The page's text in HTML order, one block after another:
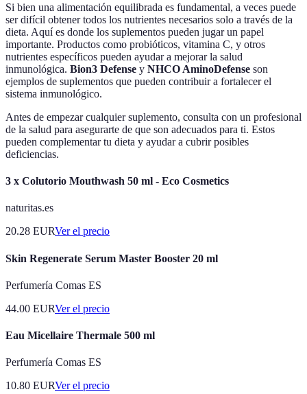
Si bien una alimentación equilibrada es fundamental, a veces puede
ser difícil obtener todos los nutrientes necesarios solo a través de la
dieta. Aquí es donde los suplementos pueden jugar un papel
importante. Productos como probióticos, vitamina C, y otros
nutrientes específicos pueden ayudar a mejorar la salud
inmunológica. Bion3 Defense y NHCO AminoDefense son
ejemplos de suplementos que pueden contribuir a fortalecer el
sistema inmunológico.
Antes de empezar cualquier suplemento, consulta con un profesional
de la salud para asegurarte de que son adecuados para ti. Estos
pueden complementar tu dieta y ayudar a cubrir posibles
deficiencias.
3 x Colutorio Mouthwash 50 ml - Eco Cosmetics
naturitas.es
20.28 EURVer el precio
Skin Regenerate Serum Master Booster 20 ml
Perfumería Comas ES
44.00 EURVer el precio
Eau Micellaire Thermale 500 ml
Perfumería Comas ES
10.80 EURVer el precio